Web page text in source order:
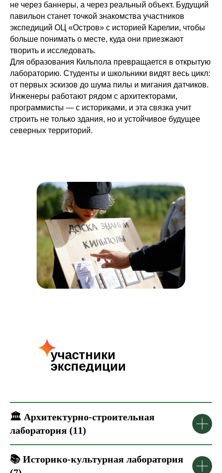
не через баннеры, а через реальный объект. Будущий
павильон станет точкой знакомства участников
экспедиций ОЦ «Остров» с историей Карелии, чтобы
больше понимать о месте, куда они приезжают
творить и исследовать.
Для образования Кильпола превращается в открытую
лабораторию. Студенты и школьники видят весь цикл:
от первых эскизов до шума пилы и мигания датчиков.
Инженеры работают рядом с архитекторами,
программисты — с историками, и эта связка учит
строить не только здания, но и устойчивое будущее
северных территорий.
участники
экспедиции
🏛️ Архитектурно-строительная
лаборатория (11)
📚 Историко-культурная лаборатория